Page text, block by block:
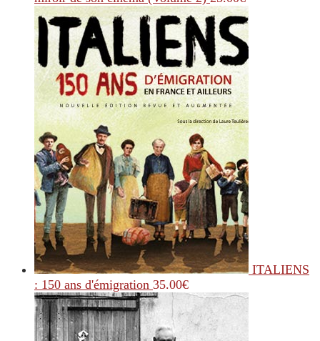
ITALIENS
: 150 ans d'émigration 35.00€